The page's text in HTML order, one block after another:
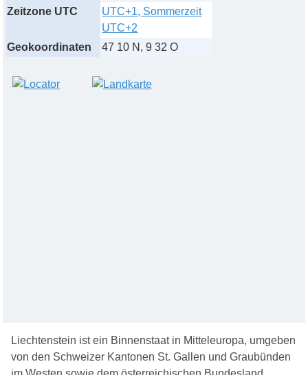
Zeitzone UTC
UTC+1, Sommerzeit
UTC+2
Geokoordinaten
47 10 N, 9 32 O
Liechtenstein ist ein Binnenstaat in Mitteleuropa, umgeben
von den Schweizer Kantonen St. Gallen und Graubünden